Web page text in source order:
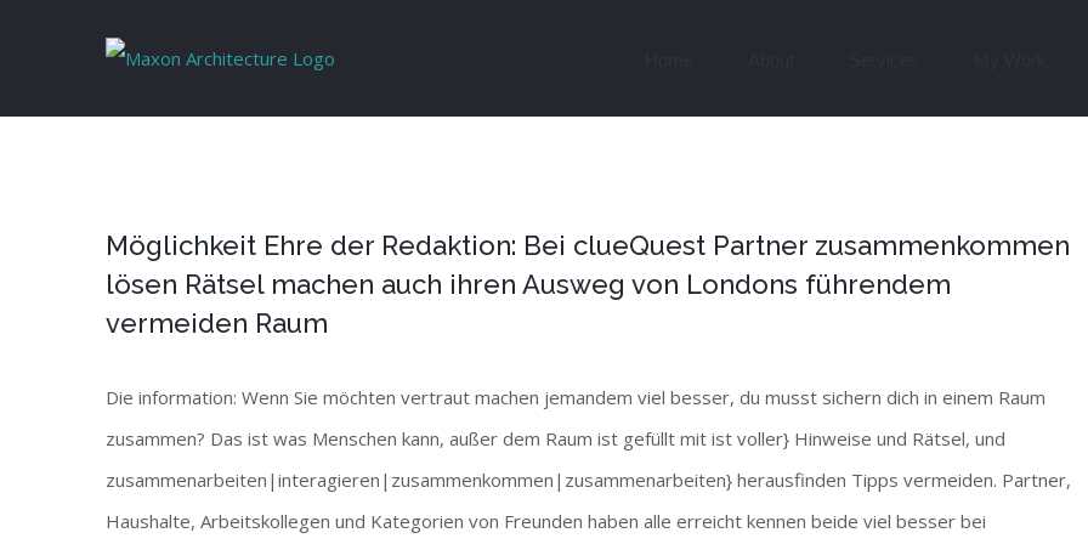
Möglichkeit Ehre der Redaktion: Bei clueQuest Partner zusammenkommen
lösen Rätsel machen auch ihren Ausweg von Londons führendem
vermeiden Raum
Die information: Wenn Sie möchten vertraut machen jemandem viel besser, du musst sichern dich in einem Raum
zusammen? Das ist was Menschen kann, außer dem Raum ist gefüllt mit ist voller} Hinweise und Rätsel, und
zusammenarbeiten|interagieren|zusammenkommen|zusammenarbeiten} herausfinden Tipps vermeiden. Partner,
Haushalte, Arbeitskollegen und Kategorien von Freunden haben alle erreicht kennen beide viel besser bei